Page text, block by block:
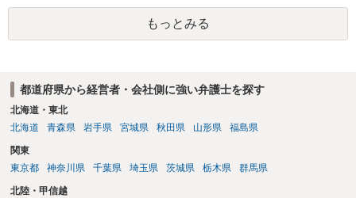
うほどのものでもないので、何度か注意して改善が無ければ、報告に
応じて派遣元会社が懲戒処分を出すかどうかを決めるでしょう。
もっとみる
都道府県から経営者・会社側に強い弁護士を探す
北海道・東北
北海道
青森県 岩手県 宮城県 秋田県 山形県 福島県
関東
東京都
神奈川県 千葉県 埼玉県 茨城県 栃木県 群馬県
北陸・甲信越